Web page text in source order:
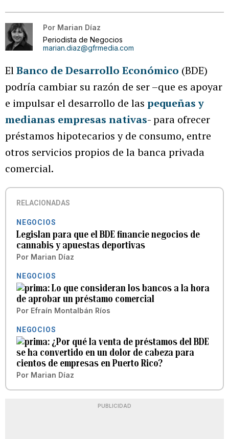
Por Marian Díaz
Periodista de Negocios
marian.diaz@gfrmedia.com
ElBanco de Desarrollo Económico (BDE)
podría cambiar su razón de ser –que es apoyar
e impulsar el desarrollo de las pequeñas y
medianas empresas nativas- para ofrecer
préstamos hipotecarios y de consumo, entre
otros servicios propios de la banca privada
comercial.
RELACIONADAS
NEGOCIOS
Legislan para que el BDE financie negocios de
cannabis y apuestas deportivas
Por Marian Díaz
NEGOCIOS
Lo que consideran los bancos a la hora
de aprobar un préstamo comercial
Por Efraín Montalbán Ríos
NEGOCIOS
¿Por qué la venta de préstamos del BDE
se ha convertido en un dolor de cabeza para
cientos de empresas en Puerto Rico?
Por Marian Díaz
PUBLICIDAD